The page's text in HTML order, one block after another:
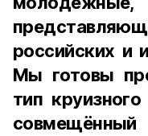
российских и
Мы готовы
тип